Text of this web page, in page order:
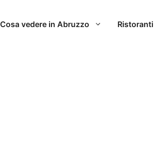
Cosa vedere in Abruzzo Ristoranti